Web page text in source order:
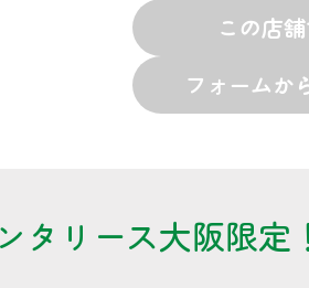
この店
フォームか
タリース大阪限定